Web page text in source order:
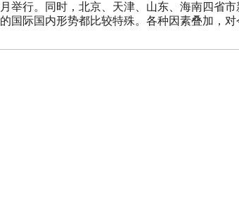
举行。同时，北京、天津、山东、海南四省
国际国内形势都比较特殊。各种因素叠加，